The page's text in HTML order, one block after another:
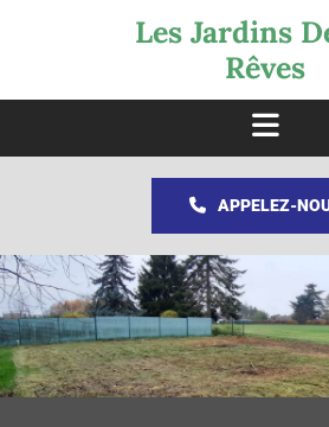
Accéder au contenuLes Jardins
Rêves
APPELEZ-